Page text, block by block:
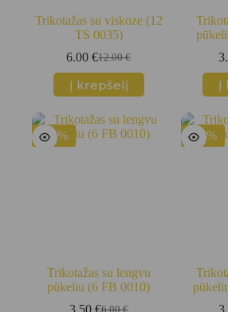
Trikotažas su viskoze (12
TS 0035)
12.00€
Original
price
was:
6.00€Current
price
is:
Į krepšelį Į
-42%
Trikotažas su lengvu
pūkeliu (6 FB 0010)
6.00€
-42%